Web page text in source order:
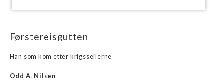
Førstereisgutten
Han som kom etter krigsseilerne
Odd A. Nilsen